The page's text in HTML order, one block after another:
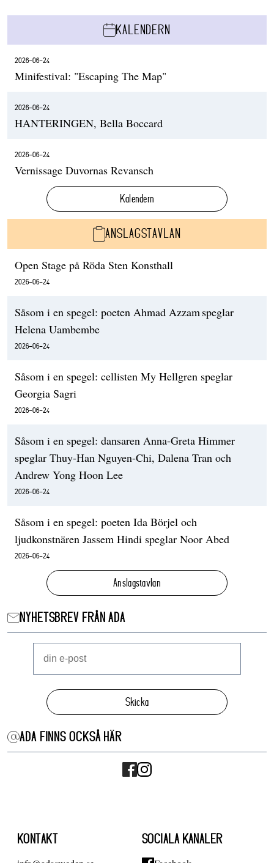
KALENDERN
2026-06-24
Minifestival: "Escaping The Map"
2026-06-24
HANTERINGEN, Bella Boccard
2026-06-24
Vernissage Duvornas Revansch
Kalendern
ANSLAGSTAVLAN
Open Stage på Röda Sten Konsthall
2026-06-24
Såsom i en spegel: poeten Ahmad Azzam speglar
Helena Uambembe
2026-06-24
Såsom i en spegel: cellisten My Hellgren speglar
Georgia Sagri
2026-06-24
Såsom i en spegel: dansaren Anna-Greta Himmer
speglar Thuy-Han Nguyen-Chi, Dalena Tran och
Andrew Yong Hoon Lee
2026-06-24
Såsom i en spegel: poeten Ida Börjel och
ljudkonstnären Jassem Hindi speglar Noor Abed
2026-06-24
Anslagstavlan
NYHETSBREV FRÅN ADA
Skicka
ADA FINNS OCKSÅ HÄR
KONTAKT SOCIALA KANALER